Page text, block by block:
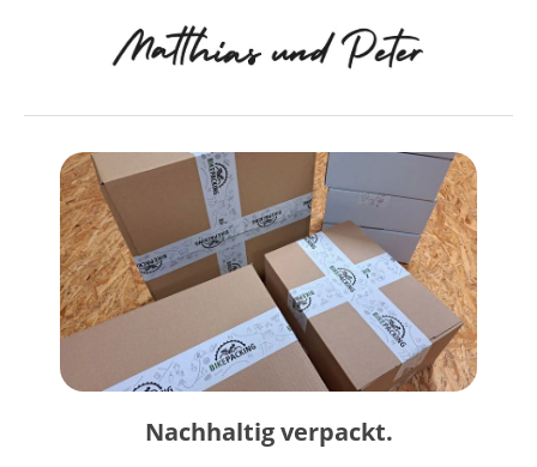
Nachhaltig verpackt.